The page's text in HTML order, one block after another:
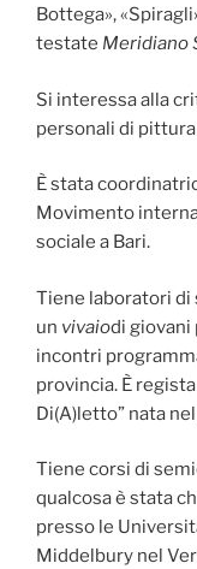
Bottega»,
testate Meridiano
Si interessa alla
personali di
È stata
Movimento
sociale a Bari.
Tiene laboratori di
un vivaiodi giovani
incontri
provincia. È
Di(A)letto” nata
Tiene corsi di
qualcosa è stata
presso le
Middelbury nel